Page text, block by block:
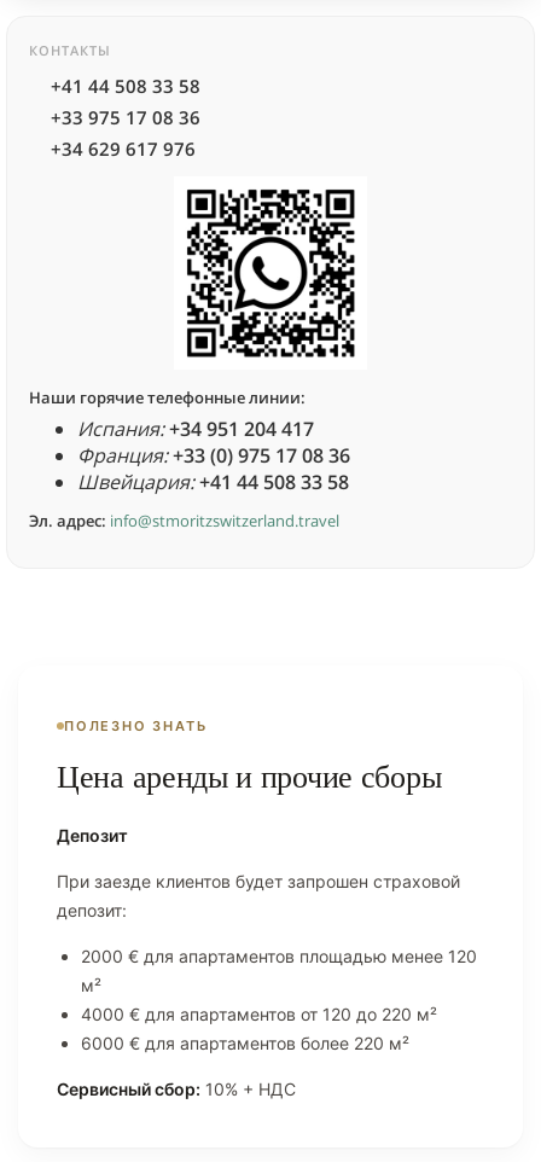
КОНТАКТЫ
+41 44 508 33 58
+33 975 17 08 36
+34 629 617 976
Наши горячие телефонные линии:
Испания:+34 951 204 417
Франция:+33 (0) 975 17 08 36
Швейцария:+41 44 508 33 58
Эл. адрес: info@stmoritzswitzerland.travel
ПОЛЕЗНО ЗНАТЬ
Цена аренды и прочие сборы
Депозит
При заезде клиентов будет запрошен страховой
депозит:
2000 € для апартаментов площадью менее 120
м²
4000 € для апартаментов от 120 до 220 м²
6000 € для апартаментов более 220 м²
Сервисный сбор: 10% + НДС